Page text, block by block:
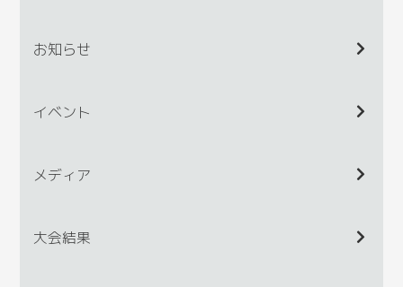
お知らせ
イベント
メディア
大会結果